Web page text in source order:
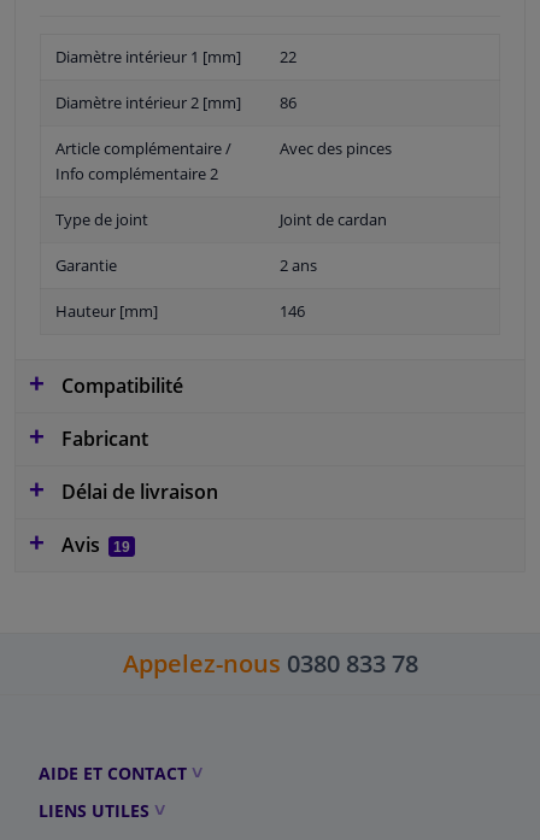
Diamètre intérieur 1 [mm] 22
Diamètre intérieur 2 [mm] 86
Article complémentaire /
Info complémentaire 2
Avec des pinces
Type de joint Joint de cardan
Garantie 2 ans
Hauteur [mm] 146
Compatibilité
Fabricant
Délai de livraison
Avis
19
Appelez-nous 0380 833 78
AIDE ET CONTACT
LIENS UTILES